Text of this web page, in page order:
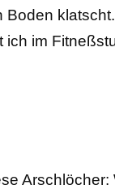
Boden
ich im